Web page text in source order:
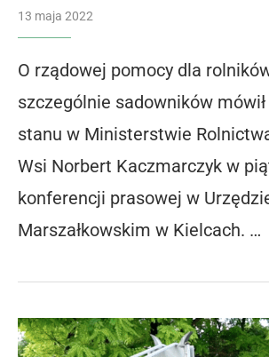
13 maja 2022
O rządowej pomocy dla
szczególnie sadowników
stanu w Ministerstwie
Wsi Norbert Kaczmarczyk w
konferencji prasowej w
Marszałkowskim w Kielcach. …